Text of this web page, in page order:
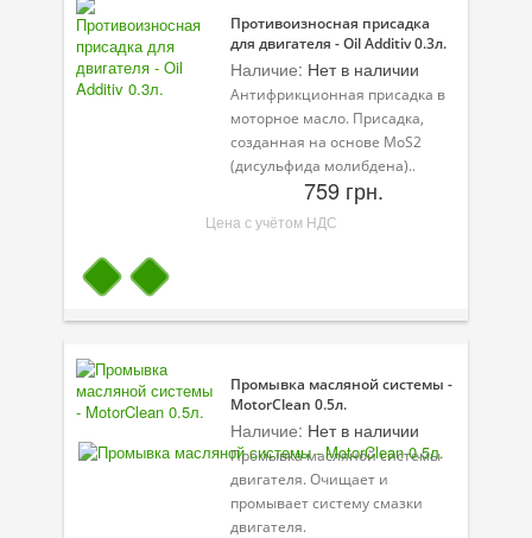
Противоизносная присадка
для двигателя - Oil Additiv 0.3л.
Наличие: Нет в наличии
Антифрикционная присадка в
моторное масло. Присадка,
созданная на основе MoS2
(дисульфида молибдена)..
759 грн.
Цена с учётом НДС
Промывка масляной системы -
MotorClean 0.5л.
Наличие: Нет в наличии
Промывка масляной системы
двигателя. Очищает и
промывает систему смазки
двигателя.